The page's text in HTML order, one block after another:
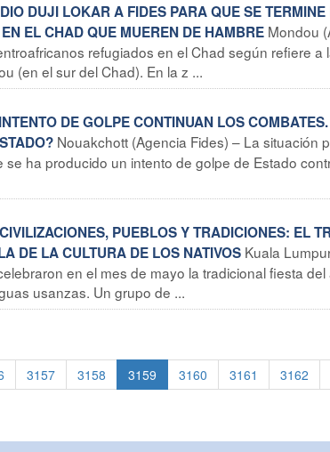
DUJI LOKAR A FIDES PARA QUE SE
EL CHAD QUE MUEREN DE HAMBRE Mondou
refugiados en el Chad según refiere a
(en el sur del Chad). En la z ...
DE GOLPE CONTINUAN LOS
Nouakchott (Agencia Fides) – La situación
ha producido un intento de golpe de Estado
PUEBLOS Y TRADICIONES: EL
DE LA CULTURA DE LOS NATIVOS Kuala
en el mes de mayo la tradicional fiesta
usanzas. Un grupo de ...
3157 3158 3159 3160 3161 3162